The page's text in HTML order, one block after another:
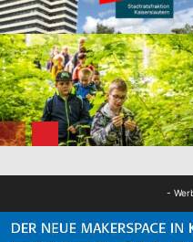
FB News
MIT DEM
-